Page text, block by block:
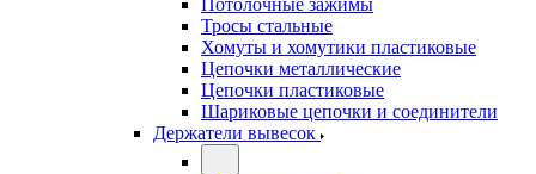
Потолочные зажимы
Тросы стальные
Хомуты и хомутики пластиковые
Цепочки металлические
Цепочки пластиковые
Шариковые цепочки и соединители
Держатели вывесок